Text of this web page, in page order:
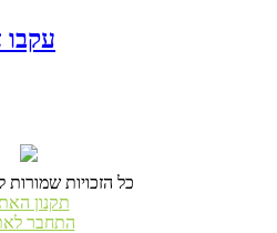
© כל הזכויות שמורות
תקנון
התחבר